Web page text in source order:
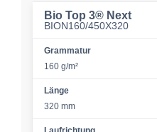
Bio Top 3® Next
BION160/450X320
Grammatur
160 g/m²
Länge
320 mm